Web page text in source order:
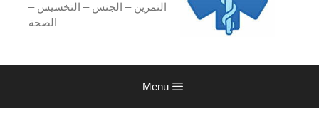
التمرين – الجنس – التخسيس –
الصحة
Menu